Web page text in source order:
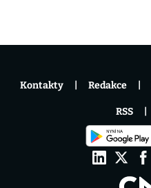
Kontakty Redakce
RSS